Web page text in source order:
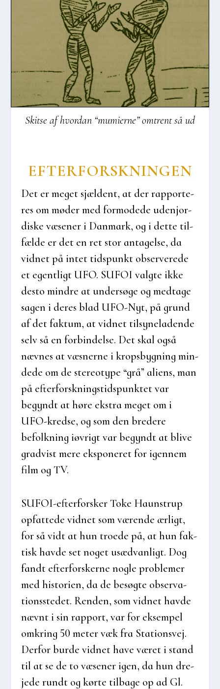
Skit­se af hvor­dan “mumi­er­ne” omtrent så ud
EFTER­FORSK­NIN­GEN
Det er meget sjæl­dent, at der rap­por­te­
res om møder med for­mode­de udenjor­
di­ske væse­ner i Dan­mark, og i det­te til­
fæl­de er det en ret stor anta­gel­se, da
vid­net på intet tids­punkt obser­ve­re­de
et egent­ligt UFO. SUFOI valg­te ikke
desto min­dre at under­sø­ge og med­ta­ge
sagen i deres blad UFO-Nyt, på grund
af det fak­tum, at vid­net til­sy­ne­la­den­de
selv så en for­bin­del­se. Det skal også
næv­nes at væs­ner­ne i kro­ps­byg­ning min­
de­de om de ste­reo­ty­pe “grå” ali­ens, man
på efter­forsk­nings­tids­punk­tet var
begyndt at høre ekstra meget om i
UFO-kred­se, og som den bre­de­re
befolk­ning iøvrigt var begyndt at bli­ve
grad­vist mere eks­po­ne­ret for igen­nem
film og TV.
SUFOI-efter­for­sker Toke Haun­strup
opfat­te­de vid­net som væren­de ærligt,
for så vidt at hun tro­e­de på, at hun fak­
tisk hav­de set noget usæd­van­ligt. Dog
fandt efter­for­sker­ne nog­le pro­ble­mer
med histo­ri­en, da de besøg­te obser­va­
tions­ste­det. Ren­den, som vid­net hav­de
nævnt i sin rap­port, var for eksem­pel
omkring 50 meter væk fra Sta­tions­vej.
Der­for bur­de vid­net have været i stand
til at se de to væse­ner igen, da hun dre­
je­de rundt og kør­te til­ba­ge op ad Gl.